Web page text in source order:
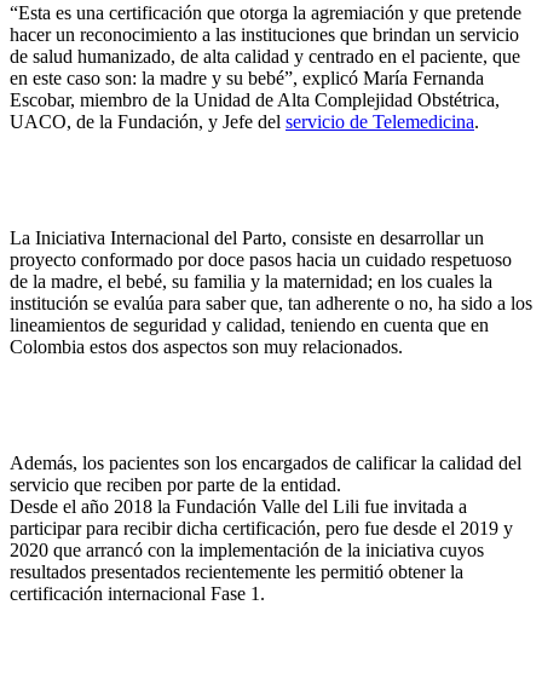
“Esta es una certificación que otorga la agremiación y que pretende
hacer un reconocimiento a las instituciones que brindan un servicio
de salud humanizado, de alta calidad y centrado en el paciente, que
en este caso son: la madre y su bebé”, explicó María Fernanda
Escobar, miembro de la Unidad de Alta Complejidad Obstétrica,
UACO, de la Fundación, y Jefe del servicio de Telemedicina.
La Iniciativa Internacional del Parto, consiste en desarrollar un
proyecto conformado por doce pasos hacia un cuidado respetuoso
de la madre, el bebé, su familia y la maternidad; en los cuales la
institución se evalúa para saber que, tan adherente o no, ha sido a los
lineamientos de seguridad y calidad, teniendo en cuenta que en
Colombia estos dos aspectos son muy relacionados.
Además, los pacientes son los encargados de calificar la calidad del
servicio que reciben por parte de la entidad.
Desde el año 2018 la Fundación Valle del Lili fue invitada a
participar para recibir dicha certificación, pero fue desde el 2019 y
2020 que arrancó con la implementación de la iniciativa cuyos
resultados presentados recientemente les permitió obtener la
certificación internacional Fase 1.